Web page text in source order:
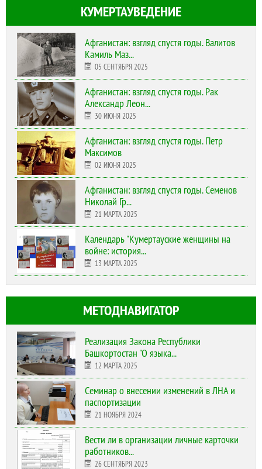
КУМЕРТАУВЕДЕНИЕ
Афганистан: взгляд спустя годы. Валитов
Камиль Маз...
05 СЕНТЯБРЯ 2025
Афганистан: взгляд спустя годы. Рак
Александр Леон...
30 ИЮНЯ 2025
Афганистан: взгляд спустя годы. Петр
Максимов
02 ИЮНЯ 2025
Афганистан: взгляд спустя годы. Семенов
Николай Гр...
21 МАРТА 2025
Календарь "Кумертауские женщины на
войне: история...
13 МАРТА 2025
МЕТОДНАВИГАТОР
Реализация Закона Республики
Башкортостан "О языка...
12 МАРТА 2025
Cеминар о внесении изменений в ЛНА и
паспортизации
21 НОЯБРЯ 2024
Вести ли в организации личные карточки
работников...
26 СЕНТЯБРЯ 2023